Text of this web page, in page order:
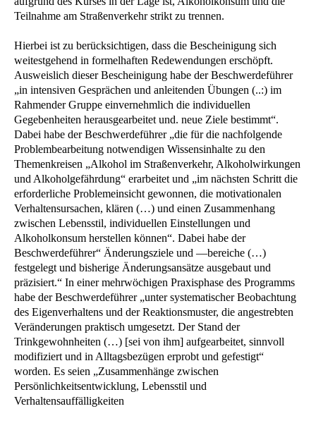
Teilnahme am Straßenverkehr strikt zu trennen.
Hierbei ist zu berücksichtigen, dass die Bescheinigung sich
weitestgehend in formelhaften Redewendungen erschöpft.
Ausweislich dieser Bescheinigung habe der Beschwerdeführer
„in intensiven Gesprächen und anleitenden Übungen (..:) im
Rahmender Gruppe einvernehmlich die individuellen
Gegebenheiten herausgearbeitet und. neue Ziele bestimmt“.
Dabei habe der Beschwerdeführer „die für die nachfolgende
Problembearbeitung notwendigen Wissensinhalte zu den
Themenkreisen „Alkohol im Straßenverkehr, Alkoholwirkungen
und Alkoholgefährdung“ erarbeitet und „im nächsten Schritt die
erforderliche Problemeinsicht gewonnen, die motivationalen
Verhaltensursachen, klären (…) und einen Zusammenhang
zwischen Lebensstil, individuellen Einstellungen und
Alkoholkonsum herstellen können“. Dabei habe der
Beschwerdeführer“ Änderungsziele und —bereiche (…)
festgelegt und bisherige Änderungsansätze ausgebaut und
präzisiert.“ In einer mehrwöchigen Praxisphase des Programms
habe der Beschwerdeführer „unter systematischer Beobachtung
des Eigenverhaltens und der Reaktionsmuster, die angestrebten
Veränderungen praktisch umgesetzt. Der Stand der
Trinkgewohnheiten (…) [sei von ihm] aufgearbeitet, sinnvoll
modifiziert und in Alltagsbezügen erprobt und gefestigt“
worden. Es seien „Zusammenhänge zwischen
Persönlichkeitsentwicklung, Lebensstil und
Verhaltensauffälligkeiten